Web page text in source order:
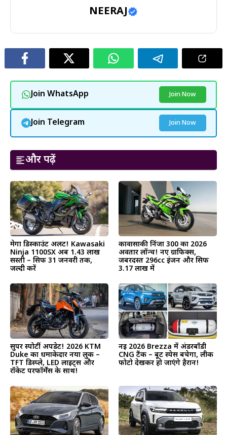
NEERAJ
Join WhatsApp Join Now
Join Telegram Join Now
और पढ़ें
मेगा डिस्काउंट अलर्ट! Kawasaki
Ninja 1100SX अब ₹1.43 लाख
सस्ती – सिर्फ 31 जनवरी तक,
जल्दी करें
कावासाकी निंजा 300 का 2026
अवतार लॉन्च! नए ग्राफिक्स,
जबरदस्त 296cc इंजन और सिर्फ
₹3.17 लाख में
सुपर स्पोर्टी अपडेट! 2026 KTM
Duke का धमाकेदार नया लुक –
TFT डिस्प्ले, LED लाइट्स और
रॉकेट परफॉर्मेंस के साथ!
नई 2026 Brezza में अंडरबॉडी
CNG टैंक – बूट स्पेस बचेगा, लीक
फोटो देखकर हो जाएंगे हैरान!